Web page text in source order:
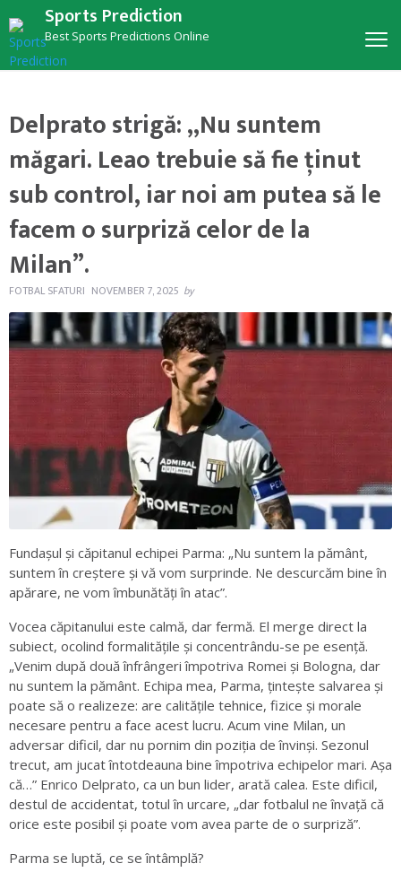
Sports Prediction
Best Sports Predictions Online
Delprato strigă: „Nu suntem
măgari. Leao trebuie să fie ținut
sub control, iar noi am putea să le
facem o surpriză celor de la
Milan”.
FOTBAL SFATURI NOVEMBER 7, 2025 by
Fundaşul şi căpitanul echipei Parma: „Nu suntem la pământ,
suntem în creştere şi vă vom surprinde. Ne descurcăm bine în
apărare, ne vom îmbunătăţi în atac”.
Vocea căpitanului este calmă, dar fermă. El merge direct la
subiect, ocolind formalitățile și concentrându-se pe esență.
„Venim după două înfrângeri împotriva Romei și Bologna, dar
nu suntem la pământ. Echipa mea, Parma, țintește salvarea și
poate să o realizeze: are calitățile tehnice, fizice și morale
necesare pentru a face acest lucru. Acum vine Milan, un
adversar dificil, dar nu pornim din poziția de învinși. Sezonul
trecut, am jucat întotdeauna bine împotriva echipelor mari. Așa
că…” Enrico Delprato, ca un bun lider, arată calea. Este dificil,
destul de accidentat, totul în urcare, „dar fotbalul ne învață că
orice este posibil și poate vom avea parte de o surpriză”.
Parma se luptă, ce se întâmplă?